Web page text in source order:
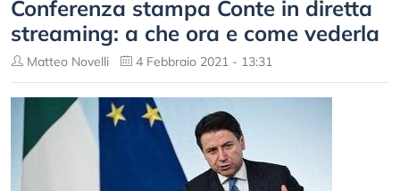
Conferenza stampa Conte in diretta
streaming: a che ora e come vederla
Matteo Novelli 4 Febbraio 2021 - 13:31